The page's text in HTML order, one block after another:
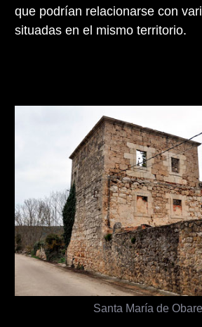
que podrían relacionarse con
situadas en el mismo territorio.
Santa María de